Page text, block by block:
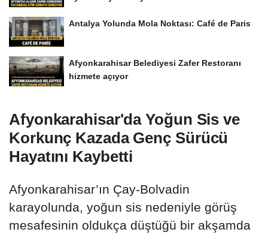
Antalya Yolunda Mola Noktası: Café de Paris
Afyonkarahisar Belediyesi Zafer Restoranı
hizmete açıyor
Afyonkarahisar'da Yoğun Sis ve
Korkunç Kazada Genç Sürücü
Hayatını Kaybetti
Afyonkarahisar’ın Çay-Bolvadin
karayolunda, yoğun sis nedeniyle görüş
mesafesinin oldukça düştüğü bir akşamda